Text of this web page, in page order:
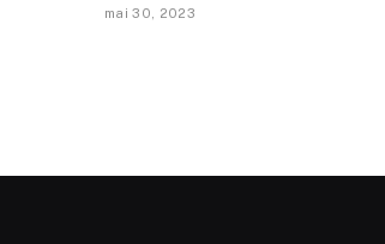
mai 30, 2023